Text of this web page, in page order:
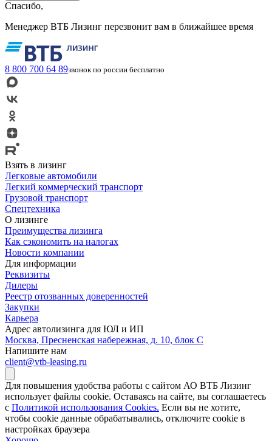
Спасибо,
Менеджер ВТБ Лизинг перезвонит вам в ближайшее время
8 800 700 64 89звонок по россии бесплатно
Взять в лизинг
Легковые автомобили
Легкий коммерческий транспорт
Грузовой транспорт
Спецтехника
О лизинге
Преимущества лизинга
Как сэкономить на налогах
Новости компании
Для информации
Реквизиты
Дилеры
Реестр отозванных доверенностей
Закупки
Карьера
Адрес автолизинга для ЮЛ и ИП
Москва, Пресненская набережная, д. 10, блок С
Напишите нам
client@vtb-leasing.ru
Для повышения удобства работы с сайтом АО ВТБ Лизинг
использует файлы cookie. Оставаясь на сайте, вы соглашаетесь
с Политикой использования Cookies. Если вы не хотите,
чтобы сookie данные обрабатывались, отключите cookie в
настройках браузера